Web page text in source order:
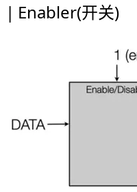
Enabler(开关)